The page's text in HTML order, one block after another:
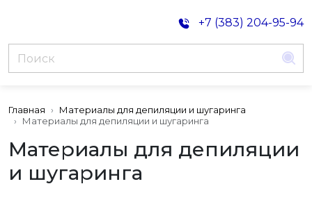
+7 (383) 204-95-94
Главная
Материалы для депиляции и шугаринга
Материалы для депиляции и шугаринга
Материалы для депиляции
и шугаринга